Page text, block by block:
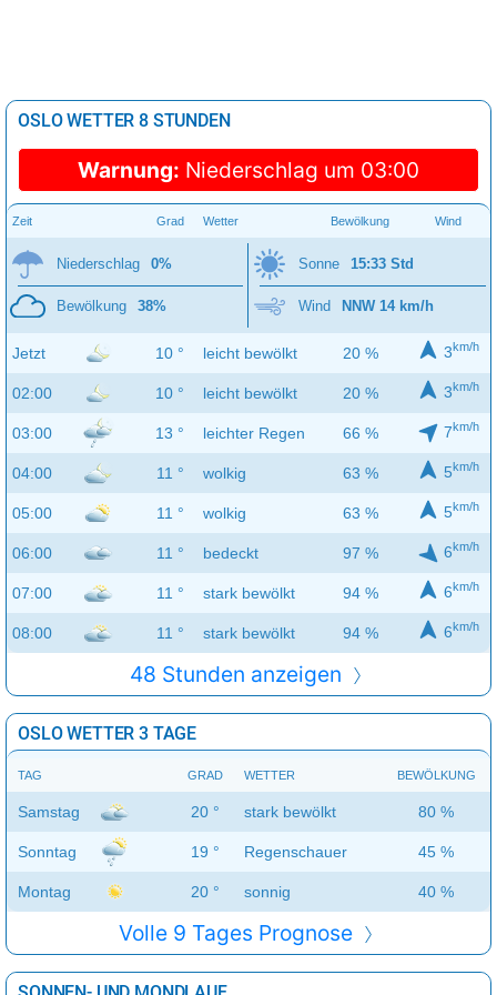
OSLO WETTER 8 STUNDEN
Warnung: Niederschlag um 03:00
Zeit Grad Wetter Bewölkung Wind
Niederschlag 0%
Bewölkung 38%
Sonne 15:33 Std
Wind NNW 14 km/h
Jetzt 10 ° leicht bewölkt 20 % 3km/h
02:00 10 ° leicht bewölkt 20 % 3km/h
03:00 13 ° leichter Regen 66 % 7km/h
04:00 11 ° wolkig 63 % 5km/h
05:00 11 ° wolkig 63 % 5km/h
06:00 11 ° bedeckt 97 % 6km/h
07:00 11 ° stark bewölkt 94 % 6km/h
08:00 11 ° stark bewölkt 94 % 6km/h
48 Stunden anzeigen
OSLO WETTER 3 TAGE
TAG GRAD WETTER BEWÖLKUNG
Samstag 20 ° stark bewölkt 80 %
Sonntag 19 ° Regenschauer 45 %
Montag 20 ° sonnig 40 %
Volle 9 Tages Prognose